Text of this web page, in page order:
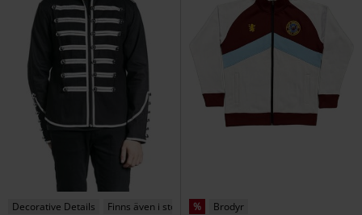
Decorative Details Finns även i stora storlekar
% Brodyr